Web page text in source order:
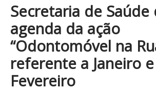
Secretaria de Saúde
agenda da ação
“Odontomóvel na
referente a Janeiro e
Fevereiro